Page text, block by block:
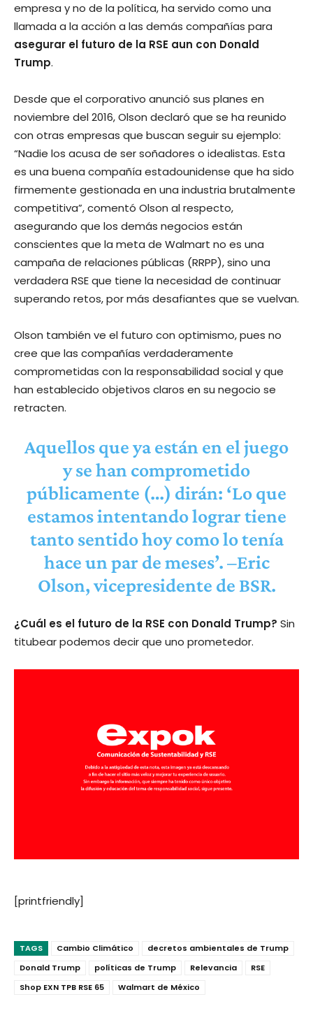
empresa y no de la política, ha servido como una
llamada a la acción a las demás compañías para
asegurar el futuro de la RSE aun con Donald
Trump.
Desde que el corporativo anunció sus planes en
noviembre del 2016, Olson declaró que se ha reunido
con otras empresas que buscan seguir su ejemplo:
“Nadie los acusa de ser soñadores o idealistas. Esta
es una buena compañía estadounidense que ha sido
firmemente gestionada en una industria brutalmente
competitiva”, comentó Olson al respecto,
asegurando que los demás negocios están
conscientes que la meta de Walmart no es una
campaña de relaciones públicas (RRPP), sino una
verdadera RSE que tiene la necesidad de continuar
superando retos, por más desafiantes que se vuelvan.
Olson también ve el futuro con optimismo, pues no
cree que las compañías verdaderamente
comprometidas con la responsabilidad social y que
han establecido objetivos claros en su negocio se
retracten.
Aquellos que ya están en el juego
y se han comprometido
públicamente (…) dirán: ‘Lo que
estamos intentando lograr tiene
tanto sentido hoy como lo tenía
hace un par de meses’. –Eric
Olson, vicepresidente de BSR.
¿Cuál es el futuro de la RSE con Donald Trump? Sin
titubear podemos decir que uno prometedor.
[printfriendly]
TAGS Cambio Climático
decretos ambientales de Trump
Donald Trump
políticas de Trump Relevancia
RSE
Shop EXN TPB RSE 65
Walmart de México